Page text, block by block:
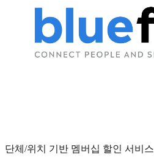
단체/위치 기반 멤버십 할인 서비스